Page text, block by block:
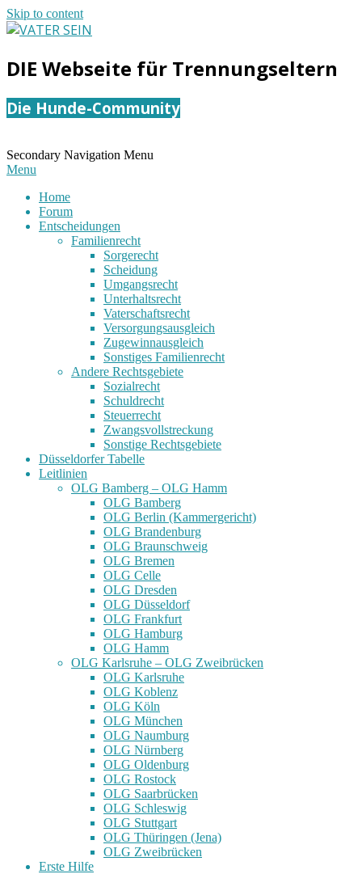
Skip to content
SEIN
DIE Webseite für Trennungseltern
Die Hunde-Community
Secondary Navigation Menu
Menu
Home
Forum
Entscheidungen
Familienrecht
Sorgerecht
Scheidung
Umgangsrecht
Unterhaltsrecht
Vaterschaftsrecht
Versorgungsausgleich
Zugewinnausgleich
Sonstiges Familienrecht
Andere Rechtsgebiete
Sozialrecht
Schuldrecht
Steuerrecht
Zwangsvollstreckung
Sonstige Rechtsgebiete
Düsseldorfer Tabelle
Leitlinien
OLG Bamberg – OLG Hamm
OLG Bamberg
OLG Berlin (Kammergericht)
OLG Brandenburg
OLG Braunschweig
OLG Bremen
OLG Celle
OLG Dresden
OLG Düsseldorf
OLG Frankfurt
OLG Hamburg
OLG Hamm
OLG Karlsruhe – OLG Zweibrücken
OLG Karlsruhe
OLG Koblenz
OLG Köln
OLG München
OLG Naumburg
OLG Nürnberg
OLG Oldenburg
OLG Rostock
OLG Saarbrücken
OLG Schleswig
OLG Stuttgart
OLG Thüringen (Jena)
OLG Zweibrücken
Erste Hilfe